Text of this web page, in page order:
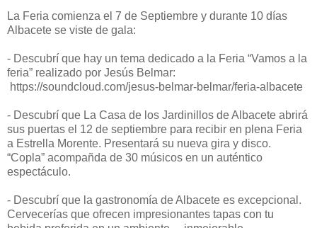
La Feria comienza el 7 de Septiembre y durante 10 días
Albacete se viste de gala:
- Descubrí que hay un tema dedicado a la Feria “Vamos a la
feria” realizado por Jesús Belmar:
https://soundcloud.com/jesus-belmar-belmar/feria-albacete
- Descubrí que La Casa de los Jardinillos de Albacete abrirá
sus puertas el 12 de septiembre para recibir en plena Feria
a Estrella Morente. Presentará su nueva gira y disco.
“Copla” acompañda de 30 músicos en un auténtico
espectáculo.
- Descubrí que la gastronomía de Albacete es excepcional.
Cervecerías que ofrecen impresionantes tapas con tu